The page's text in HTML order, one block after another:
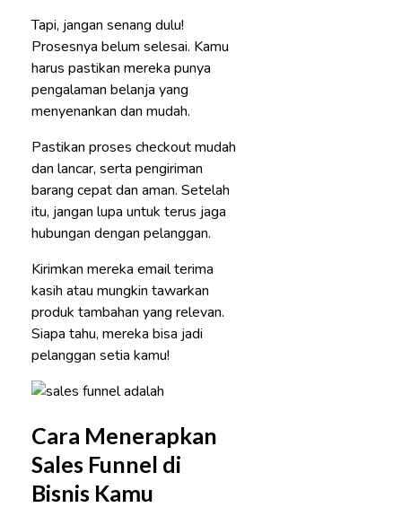
Tapi, jangan senang dulu!
Prosesnya belum selesai. Kamu
harus pastikan mereka punya
pengalaman belanja yang
menyenankan dan mudah.
Pastikan proses checkout mudah
dan lancar, serta pengiriman
barang cepat dan aman. Setelah
itu, jangan lupa untuk terus jaga
hubungan dengan pelanggan.
Kirimkan mereka email terima
kasih atau mungkin tawarkan
produk tambahan yang relevan.
Siapa tahu, mereka bisa jadi
pelanggan setia kamu!
Cara Menerapkan
Sales Funnel di
Bisnis Kamu